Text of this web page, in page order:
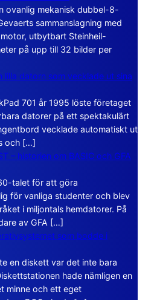
ovanlig mekanisk dubbel-8-
sammanslagning med
utbytbart Steinheil-
på upp till 32 bilder per
lilla datorn som vecklade ut sina
701 år 1995 löste företaget
datorer på ett spektakulärt
vecklade automatiskt ut
och […]
– historien om BASIC och GFA
talet för att göra
för vanliga studenter och blev
i miljontals hemdatorer. På
av GFA […]
som bodde i
en diskett var det inte bara
hade nämligen en
minne och ett eget